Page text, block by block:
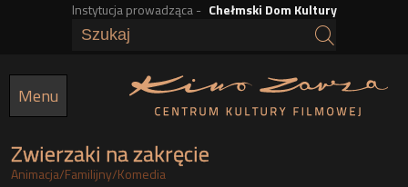
Przejdź
treści
Instytucja prowadząca - Chełmski Dom Kultury
Menu
Zwierzaki na zakręcie
Animacja/Familijny/Komedia